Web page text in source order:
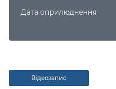
Дата оприлюднення
Відеозапис